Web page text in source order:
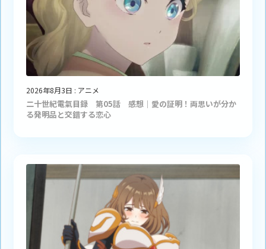
2026年8月3日 : アニメ
二十世紀電氣目録 第05話 感想｜愛の証明！両思いが分か
る発明品と交錯する恋心